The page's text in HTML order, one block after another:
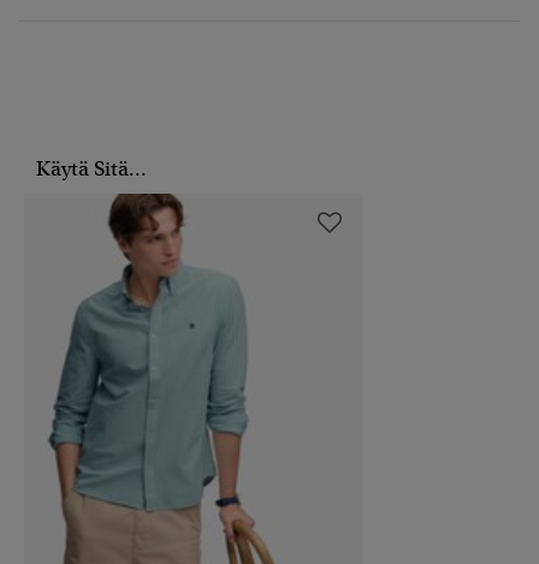
Käytä Sitä...